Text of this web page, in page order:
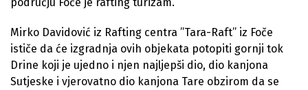
Mirko Davidović iz Rafting centra ”Tara-Raft” iz Foče
ističe da će izgradnja ovih objekata potopiti gornji tok
Drine koji je ujedno i njen najljepši dio, dio kanjona
Sutjeske i vjerovatno dio kanjona Tare obzirom da se